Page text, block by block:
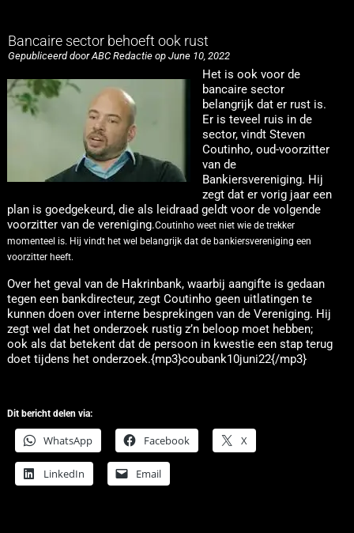
Bancaire sector behoeft ook rust
Gepubliceerd door ABC Redactie op June 10, 2022
Het is ook voor de
bancaire sector
belangrijk dat er rust is.
Er is teveel ruis in de
sector, vindt Steven
Coutinho, oud-voorzitter
van de
Bankiersvereniging. Hij
zegt dat er vorig jaar een
plan is goedgekeurd, die als leidraad geldt voor de volgende
voorzitter van de vereniging.Coutinho weet niet wie de trekker
momenteel is. Hij vindt het wel belangrijk dat de bankiersvereniging een
voorzitter heeft.
Over het geval van de Hakrinbank, waarbij aangifte is gedaan
tegen een bankdirecteur, zegt Coutinho geen uitlatingen te
kunnen doen over interne besprekingen van de Vereniging. Hij
zegt wel dat het onderzoek rustig z’n beloop moet hebben;
ook als dat betekent dat de persoon in kwestie een stap terug
doet tijdens het onderzoek.{mp3}coubank10juni22{/mp3}
Dit bericht delen via:
WhatsApp Facebook X
LinkedIn Email